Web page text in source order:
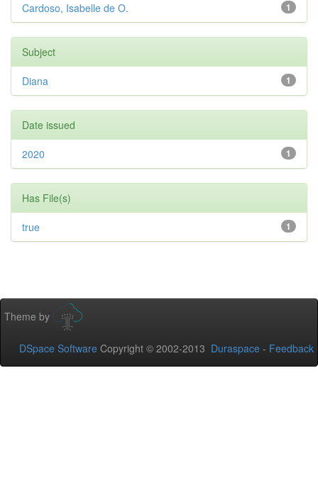
1
Cardoso, Isabelle de O.
Subject
1
Diana
Date issued
1
2020
Has File(s)
1
true
Theme by
DSpace Software Copyright © 2002-2013 Duraspace - Feedback